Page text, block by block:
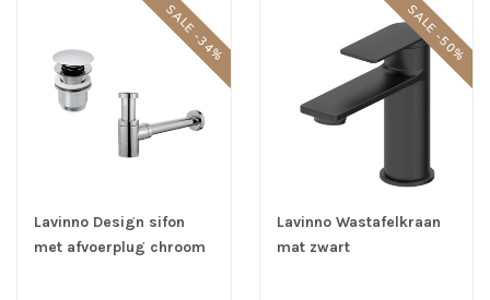
SALE -34%
Lavinno Design sifon
met afvoerplug chroom
SALE -50%
Lavinno Wastafelkraan
mat zwart